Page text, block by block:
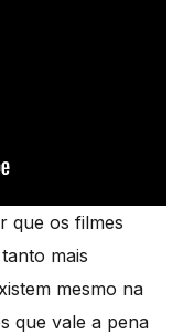
que os filmes
mais
mesmo na
que vale a pena